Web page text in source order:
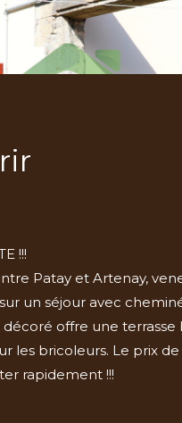
!!!
Patay et Artenay,
un séjour avec
offre une terrasse
les bricoleurs. Le prix
rapidement !!!